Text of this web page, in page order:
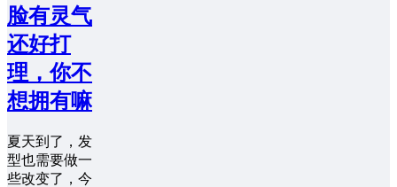
脸有灵气
还好打
理，你不
想拥有嘛
夏天到了，发
型也需要做一
些改变了，今